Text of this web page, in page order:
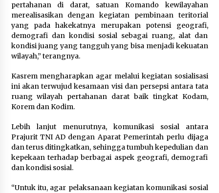
Bupati Serang Ratu Zakiyah Puji
Kegigihan Nurhidayat Meski
Keterbatasan Fisik
10 Agustus 2026
Lapas Perempuan Tangerang Jadi
Tuan Rumah Kegiatan APIP SIAGA,
10 Agustus 2026
Sambut Peserta MagangHub
Tanggung Jawab
pertahanan di darat, satuan Komando kewilayahan
merealisasikan dengan kegiatan pembinaan teritorial
yang pada hakekatnya merupakan potensi geografi,
demografi dan kondisi sosial sebagai ruang, alat dan
kondisi juang yang tangguh yang bisa menjadi kekuatan
wilayah,” terangnya.
Kasrem mengharapkan agar melalui kegiatan sosialisasi
ini akan terwujud kesamaan visi dan persepsi antara tata
ruang wilayah pertahanan darat baik tingkat Kodam,
Korem dan Kodim.
Lebih lanjut menurutnya, komunikasi sosial antara
Prajurit TNI AD dengan Aparat Pemerintah perlu dijaga
dan terus ditingkatkan, sehingga tumbuh kepedulian dan
kepekaan terhadap berbagai aspek geografi, demografi
dan kondisi sosial.
“Untuk itu, agar pelaksanaan kegiatan komunikasi sosial